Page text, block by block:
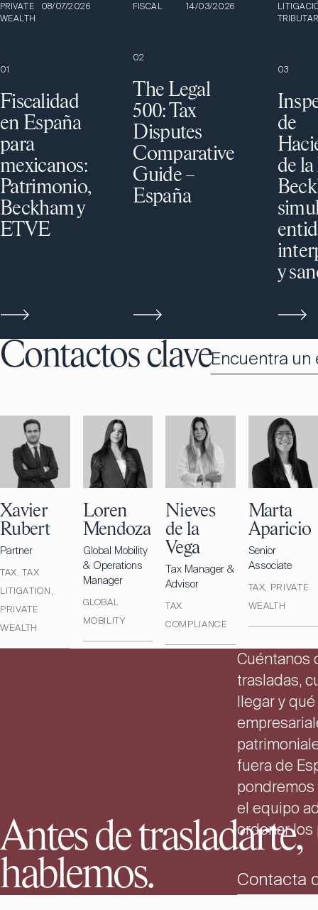
PRIVATE
WEALTH
08/07/2026
01
Fiscalidad
en España
para
mexicanos:
Patrimonio,
Beckham y
ETVE
FISCAL 14/03/2026
02
The Legal
500: Tax
Disputes
Comparative
Guide –
España
03
de
de
y
Contactos claveEncuentra
Xavier
Rubert
Partner
TAX, TAX
LITIGATION,
PRIVATE
WEALTH
Loren
Mendoza
Global Mobility
& Operations
Manager
GLOBAL
MOBILITY
Nieves
de la
Vega
Tax Manager &
Advisor
TAX
COMPLIANCE
Marta
Aparicio
Senior
Associate
TAX, PRIVATE
WEALTH
Antes de trasladarte,
hablemos.
Cuéntanos
trasladas,
llegar y
fuera de
el equipo
ordenar los
Contacta